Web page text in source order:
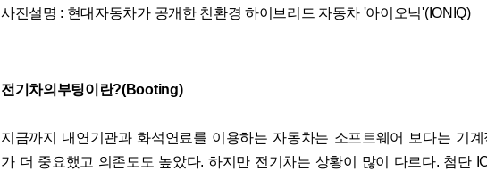
사진설명 : 현대자동차가 공개한 친환경 하이브리드 자동차 '아이오닉'(IONIQ)
전기차의부팅이란?(Booting)
지금까지 내연기관과 화석연료를 이용하는 자동차는 소프트웨어 보다는 기
가 더 중요했고 의존도도 높았다. 하지만 전기차는 상황이 많이 다르다. 첨단